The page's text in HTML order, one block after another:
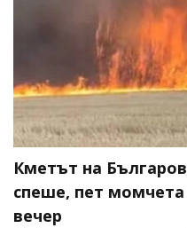
Кметът на
спеше, пет момчета
вечер